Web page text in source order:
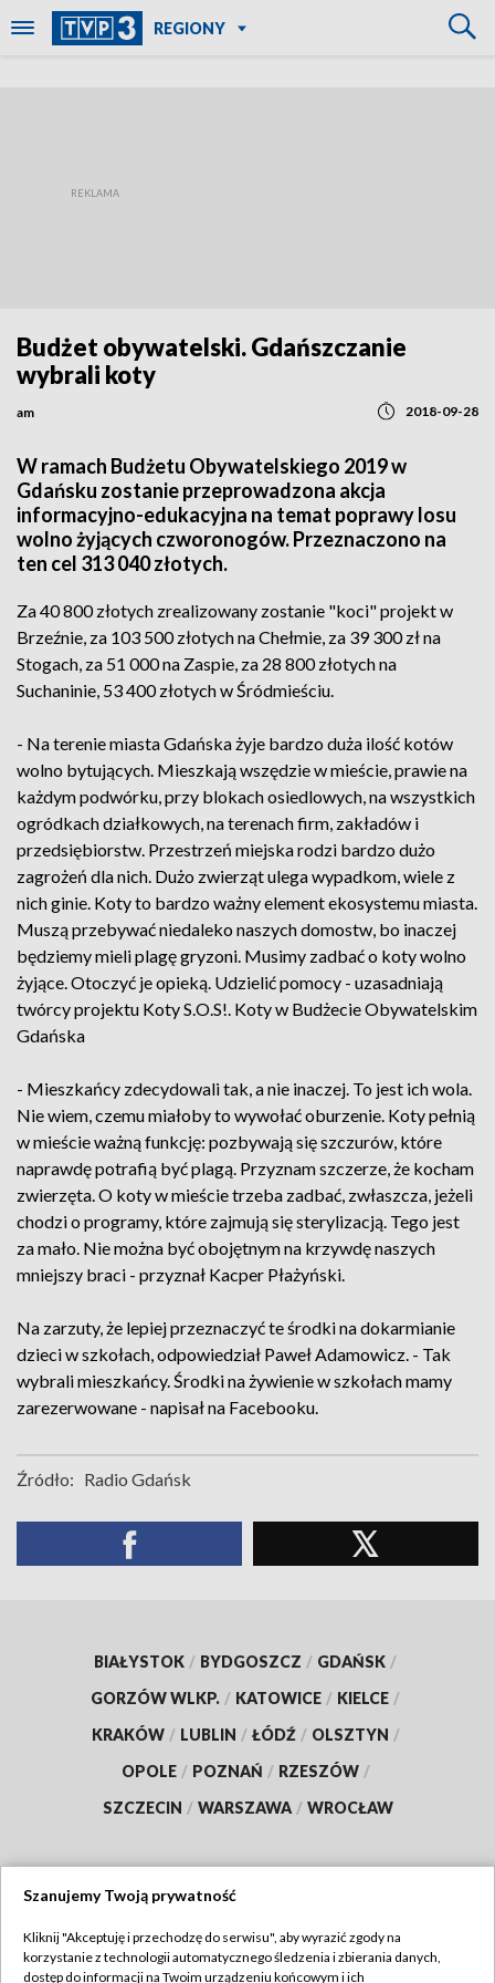
REGIONY
Budżet obywatelski. Gdańszczanie
wybrali koty
am 2018-09-28
W ramach Budżetu Obywatelskiego 2019 w
Gdańsku zostanie przeprowadzona akcja
informacyjno-edukacyjna na temat poprawy losu
wolno żyjących czworonogów. Przeznaczono na
ten cel 313 040 złotych.
Za 40 800 złotych zrealizowany zostanie "koci" projekt w
Brzeźnie, za 103 500 złotych na Chełmie, za 39 300 zł na
Stogach, za 51 000 na Zaspie, za 28 800 złotych na
Suchaninie, 53 400 złotych w Śródmieściu.
- Na terenie miasta Gdańska żyje bardzo duża ilość kotów
wolno bytujących. Mieszkają wszędzie w mieście, prawie na
każdym podwórku, przy blokach osiedlowych, na wszystkich
ogródkach działkowych, na terenach firm, zakładów i
przedsiębiorstw. Przestrzeń miejska rodzi bardzo dużo
zagrożeń dla nich. Dużo zwierząt ulega wypadkom, wiele z
nich ginie. Koty to bardzo ważny element ekosystemu miasta.
Muszą przebywać niedaleko naszych domostw, bo inaczej
będziemy mieli plagę gryzoni. Musimy zadbać o koty wolno
żyjące. Otoczyć je opieką. Udzielić pomocy - uzasadniają
twórcy projektu Koty S.O.S!. Koty w Budżecie Obywatelskim
Gdańska
- Mieszkańcy zdecydowali tak, a nie inaczej. To jest ich wola.
Nie wiem, czemu miałoby to wywołać oburzenie. Koty pełnią
w mieście ważną funkcję: pozbywają się szczurów, które
naprawdę potrafią być plagą. Przyznam szczerze, że kocham
zwierzęta. O koty w mieście trzeba zadbać, zwłaszcza, jeżeli
chodzi o programy, które zajmują się sterylizacją. Tego jest
za mało. Nie można być obojętnym na krzywdę naszych
mniejszy braci - przyznał Kacper Płażyński.
Na zarzuty, że lepiej przeznaczyć te środki na dokarmianie
dzieci w szkołach, odpowiedział Paweł Adamowicz. - Tak
wybrali mieszkańcy. Środki na żywienie w szkołach mamy
zarezerwowane - napisał na Facebooku.
Źródło: Radio Gdańsk
BIAŁYSTOK / BYDGOSZCZ / GDAŃSK /
GORZÓW WLKP. / KATOWICE / KIELCE /
KRAKÓW / LUBLIN / ŁÓDŹ / OLSZTYN /
OPOLE / POZNAŃ / RZESZÓW /
SZCZECIN / WARSZAWA / WROCŁAW
TVP
Szanujemy Twoją prywatność
Kliknij "Akceptuję i przechodzę do serwisu", aby wyrazić zgody na
korzystanie z technologii automatycznego śledzenia i zbierania danych,
dostęp do informacji na Twoim urządzeniu końcowym i ich